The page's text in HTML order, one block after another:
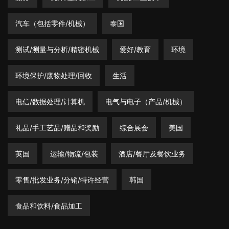
汽车（包括零件/机械） 泰国
测试/测量与分析/精密机械 爱好/教育 环境
环境保护/废物处理/回收 生活
电信/数据处理/计算机 电气与电子（产品/机械）
礼品/手工艺品/赠品和奖励 综合展会 美国
英国 运输/物流/包装 酒店/餐厅及餐饮业务
零售/批发业务/分销/特许经营 韩国
食品和饮料/食品加工